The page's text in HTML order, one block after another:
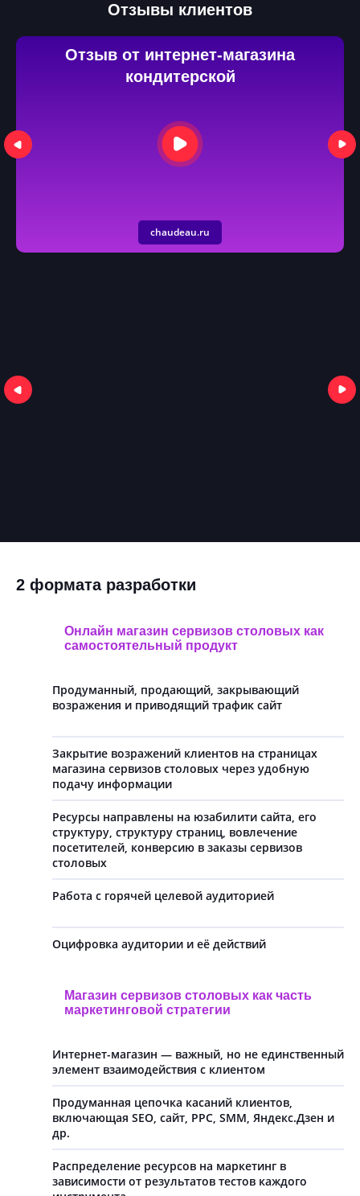
Отзывы клиентов
Отзыв от интернет-магазина
кондитерской
chaudeau.ru
2 формата разработки
Онлайн магазин сервизов столовых как
самостоятельный продукт
Продуманный, продающий, закрывающий
возражения и приводящий трафик сайт
Закрытие возражений клиентов на страницах
магазина сервизов столовых через удобную
подачу информации
Ресурсы направлены на юзабилити сайта, его
структуру, структуру страниц, вовлечение
посетителей, конверсию в заказы сервизов
столовых
Работа с горячей целевой аудиторией
Оцифровка аудитории и её действий
Магазин сервизов столовых как часть
маркетинговой стратегии
Интернет-магазин — важный, но не единственный
элемент взаимодействия с клиентом
Продуманная цепочка касаний клиентов,
включающая SEO, сайт, PPC, SMM, Яндекс.Дзен и
др.
Распределение ресурсов на маркетинг в
зависимости от результатов тестов каждого